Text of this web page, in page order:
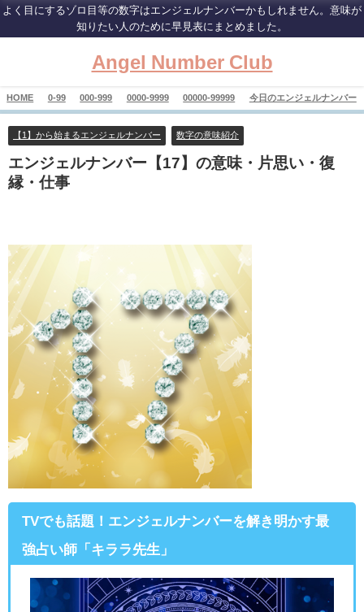
よく目にするゾロ目等の数字はエンジェルナンバーかもしれません。意味が
知りたい人のために早見表にまとめました。
Angel Number Club
HOME 0-99 000-999 0000-9999 00000-99999 今日のエンジェルナンバー
【1】から始まるエンジェルナンバー 数字の意味紹介
エンジェルナンバー【17】の意味・片思い・復
縁・仕事
TVでも話題！エンジェルナンバーを解き明かす最
強占い師「キララ先生」